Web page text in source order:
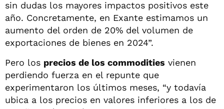
sin dudas los mayores impactos positivos este
año. Concretamente, en Exante estimamos un
aumento del orden de 20% del volumen de
exportaciones de bienes en 2024”.
Pero los precios de los commodities vienen
perdiendo fuerza en el repunte que
experimentaron los últimos meses, “y todavía
ubica a los precios en valores inferiores a los de